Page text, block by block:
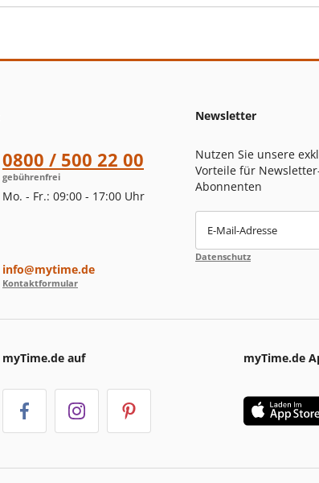
0800 / 500 22 00
gebührenfrei
Mo. - Fr.: 09:00 - 17:00 Uhr
info@mytime.de
Kontaktformular
Newsletter
Nutzen Sie unsere
Vorteile für
Abonnenten
E-Mail-Adresse
Datenschutz
myTime.de auf myTime.de